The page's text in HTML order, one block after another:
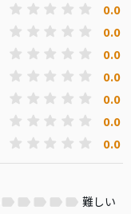
0.0
0.0
0.0
0.0
0.0
0.0
0.0
難しい